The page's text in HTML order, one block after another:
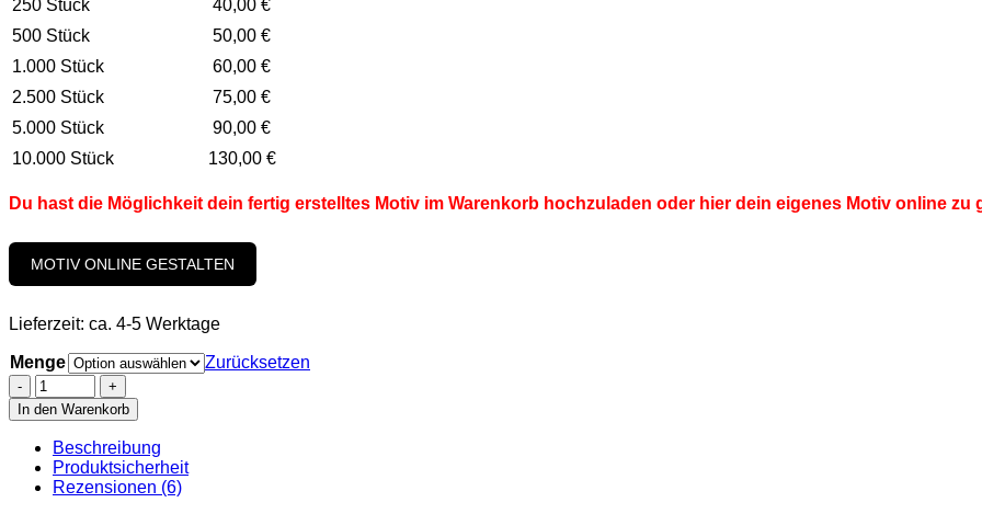
250 Stück
40,00 €
500 Stück
50,00 €
1.000 Stück
60,00 €
2.500 Stück
75,00 €
5.000 Stück
90,00 €
10.000 Stück
130,00 €
Du hast die Möglichkeit dein fertig erstelltes Motiv im Warenkorb hochzuladen oder hier dein eigenes Motiv online zu
MOTIV ONLINE GESTALTEN
Lieferzeit: ca. 4-5 Werktage
Menge
Zurücksetzen
Aufkleber
Quadrat
5,2
x
5,2cm
(PVC-
Folien-
In den Warenkorb
Beschreibung
Produktsicherheit
Rezensionen (6)